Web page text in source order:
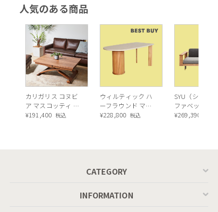
人気のある商品
カリガリス コヌビ
ア マスコッティ 伸
長・昇降式テーブ
¥191,400 税込
ウィルティック ハ
ーフラウンド マテ
ィエラ塗装 ダイニ
¥228,800 税込
SYU（シュウ
ファベッド（
ュラル）
¥269,390
CATEGORY
INFORMATION